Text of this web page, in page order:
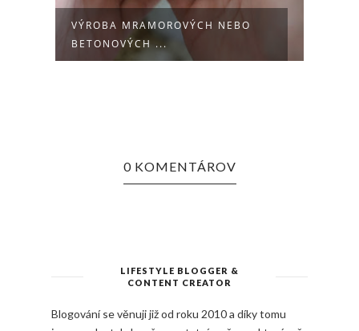
VÝROBA MRAMOROVÝCH NEBO
BETONOVÝCH ...
0 KOMENTÁROV
LIFESTYLE BLOGGER &
CONTENT CREATOR
Blogování se věnuji již od roku 2010 a díky tomu